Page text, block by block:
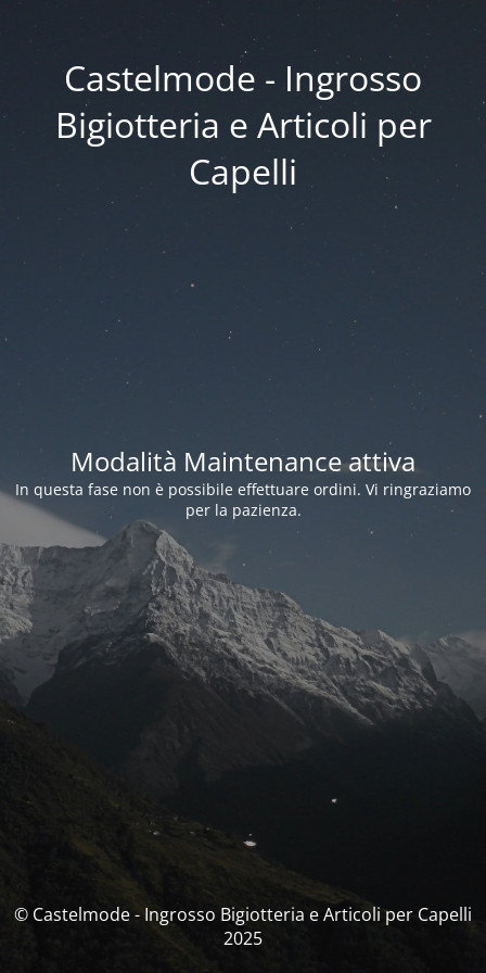
Castelmode - Ingrosso
Bigiotteria e Articoli per
Capelli
Modalità Maintenance attiva
In questa fase non è possibile effettuare ordini. Vi ringraziamo
per la pazienza.
© Castelmode - Ingrosso Bigiotteria e Articoli per Capelli
2025